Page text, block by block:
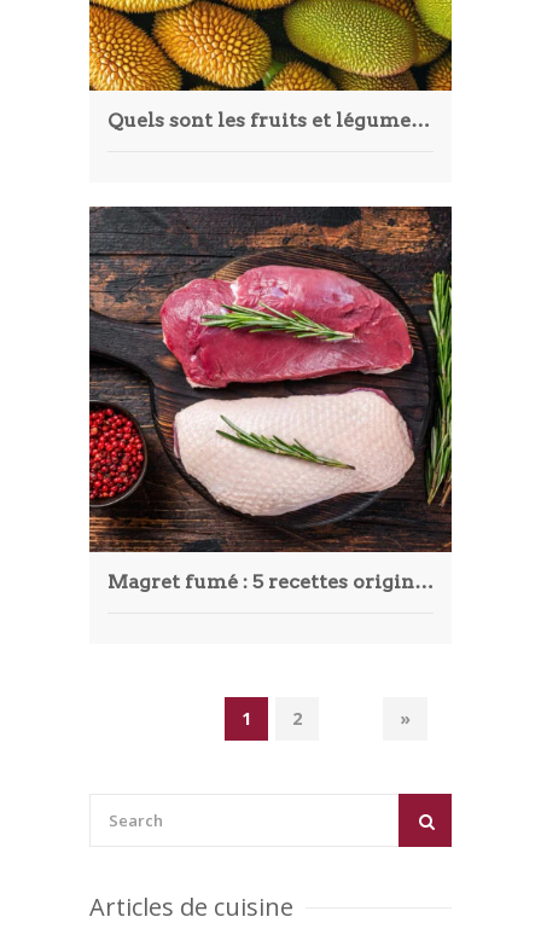
Quels sont les fruits et légumes qui commencent par la lettre J ?
Magret fumé : 5 recettes originales pour épater vos invités lors de votre prochain dîner
1 2 »
Articles de cuisine